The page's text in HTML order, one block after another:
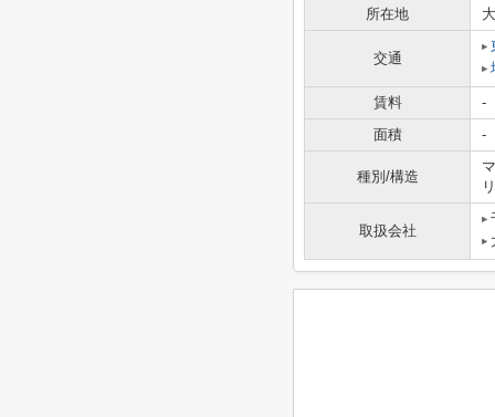
所在地
交通
賃料
-
面積
-
種別/構造
取扱会社